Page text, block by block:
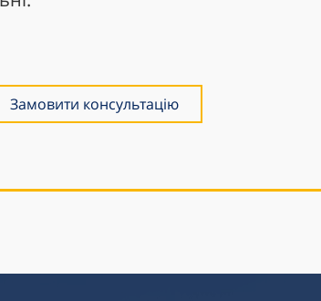
Замовити консультацію